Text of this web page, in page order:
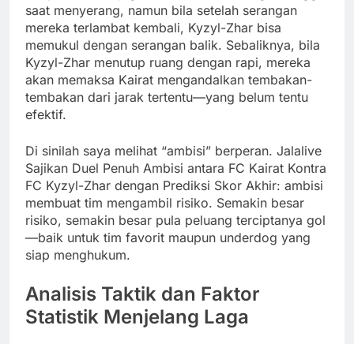
saat menyerang, namun bila setelah serangan
mereka terlambat kembali, Kyzyl-Zhar bisa
memukul dengan serangan balik. Sebaliknya, bila
Kyzyl-Zhar menutup ruang dengan rapi, mereka
akan memaksa Kairat mengandalkan tembakan-
tembakan dari jarak tertentu—yang belum tentu
efektif.
Di sinilah saya melihat “ambisi” berperan. Jalalive
Sajikan Duel Penuh Ambisi antara FC Kairat Kontra
FC Kyzyl-Zhar dengan Prediksi Skor Akhir: ambisi
membuat tim mengambil risiko. Semakin besar
risiko, semakin besar pula peluang terciptanya gol
—baik untuk tim favorit maupun underdog yang
siap menghukum.
Analisis Taktik dan Faktor
Statistik Menjelang Laga